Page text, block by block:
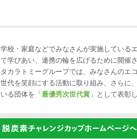
学校・家庭などでみなさんが実施している
て学びあい、連携の輪を広げるために開催
タカラトミーグループでは、みなさんのエ
世代を笑顔にする活動に取り組み、さらに
いる団体を「 最優秀次世代賞 」として表彰